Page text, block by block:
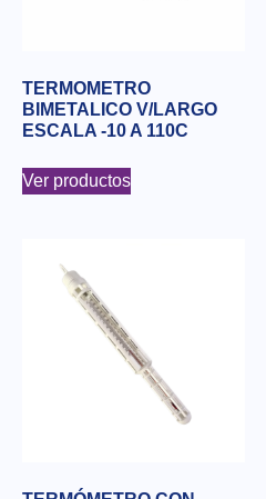
TERMOMETRO
BIMETALICO V/LARGO
ESCALA -10 A 110C
Ver productos